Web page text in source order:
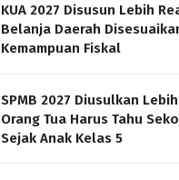
KUA 2027 Disusun Lebih
Belanja Daerah
Kemampuan Fiskal
SPMB 2027 Diusulkan
Orang Tua Harus Tahu
Sejak Anak Kelas 5